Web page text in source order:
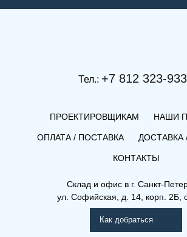
Компакт (К), (КВ), (КВЛ)
Тел.: +7 812 323-
ПРОЕКТИРОВЩИКАМ НАШИ
ОПЛАТА / ПОСТАВКА ДОСТАВКА
КОНТАКТЫ
Склад и офис в г. Санкт-
ул. Софийская, д. 14, корп. 2Б,
Как добраться